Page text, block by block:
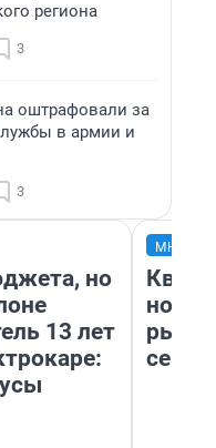
региона
3
оштрафовали за
в армии и
3
но
13 лет
но